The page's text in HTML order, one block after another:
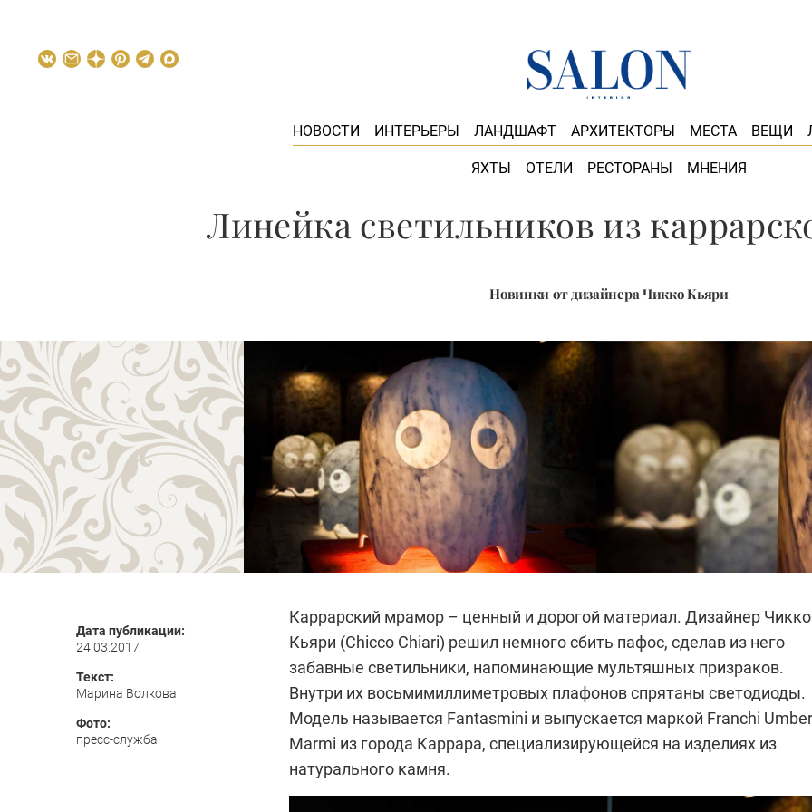
НОВОСТИ ИНТЕРЬЕРЫ ЛАНДШАФТ АРХИТЕКТОРЫ МЕСТА ВЕЩИ
ЯХТЫ ОТЕЛИ РЕСТОРАНЫ МНЕНИЯ
Линейка светильников из
Новинки от дизайнера Чикко Кьяри
Дата публикации:
24.03.2017
Текст:
Марина Волкова
Фото:
пресс-служба
Каррарский мрамор – ценный и дорогой материал. Дизайнер Чикко
Кьяри (Chicco Chiari) решил немного сбить пафос, сделав из него
забавные светильники, напоминающие мультяшных призраков.
Внутри их восьмимиллиметровых плафонов спрятаны светодиоды.
Модель называется Fantasmini и выпускается маркой Franchi
Marmi из города Каррара, специализирующейся на изделиях из
натурального камня.